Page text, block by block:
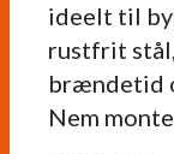
ideelt til
rustfrit
brændetid
Nem